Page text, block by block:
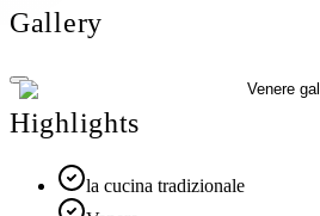
Gallery
Highlights
la cucina tradizionale